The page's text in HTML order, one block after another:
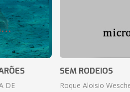
DE
SEM RODEIOS
Roque Aloisio